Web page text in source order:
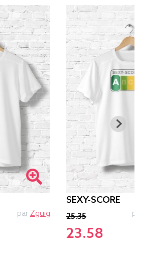
par Zguig
SEXY-SCORE
25.35
23.58